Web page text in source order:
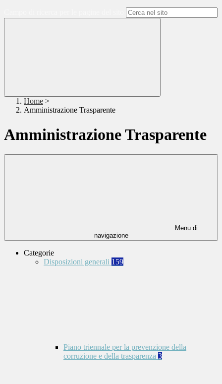
Home >
Amministrazione Trasparente
Amministrazione Trasparente
Menu di
navigazione
Categorie
Disposizioni generali 159
Piano triennale per la prevenzione della
corruzione e della trasparenza 3